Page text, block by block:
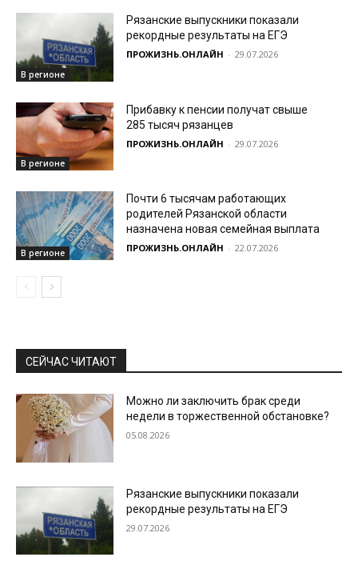
В регионе
Рязанские выпускники показали
рекордные результаты на ЕГЭ
ПРОЖИЗНЬ.ОНЛАЙН - 29.07.2026
В регионе
Прибавку к пенсии получат свыше
285 тысяч рязанцев
ПРОЖИЗНЬ.ОНЛАЙН - 29.07.2026
В регионе
Почти 6 тысячам работающих
родителей Рязанской области
назначена новая семейная выплата
ПРОЖИЗНЬ.ОНЛАЙН - 22.07.2026
СЕЙЧАС ЧИТАЮТ
Можно ли заключить брак среди
недели в торжественной обстановке?
05.08.2026
Рязанские выпускники показали
рекордные результаты на ЕГЭ
29.07.2026